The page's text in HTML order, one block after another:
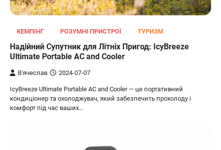
КЕМПІНГ РОЗУМНІ ПРИСТРОЇ ТУРИЗМ
Надійний Супутник для Літніх Пригод: IcyBreeze
Ultimate Portable AC and Cooler
В'ячеслав 2024-07-07
IcyBreeze Ultimate Portable AC and Cooler — це портативний
кондиціонер та охолоджувач, який забезпечить прохолоду і
комфорт під час ваших…